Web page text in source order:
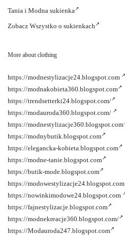
Tania i Modna sukienka
Zobacz Wszystko o sukienkach
More about clothing
https://modnestylizacje24.blogspot.com
https://modnakobieta360.blogspot.com
https://trendsetterki24.blogspot.com/
https://modauroda360.blogspot.com/
https://modnestylizacje360.blogspot.com
https://modnybutik.blogspot.com
https://elegancka-kobieta.blogspot.com
https://modne-tanie.blogspot.com
https://butik-mode.blogspot.com
https://modowestylizacje24.blogspot.com
https://nowinkimodowe24.blogspot.com
https://fajnestylizacje.blogspot.com
https://modnekreacje360.blogspot.com/
https://Modauroda247.blogspot.com